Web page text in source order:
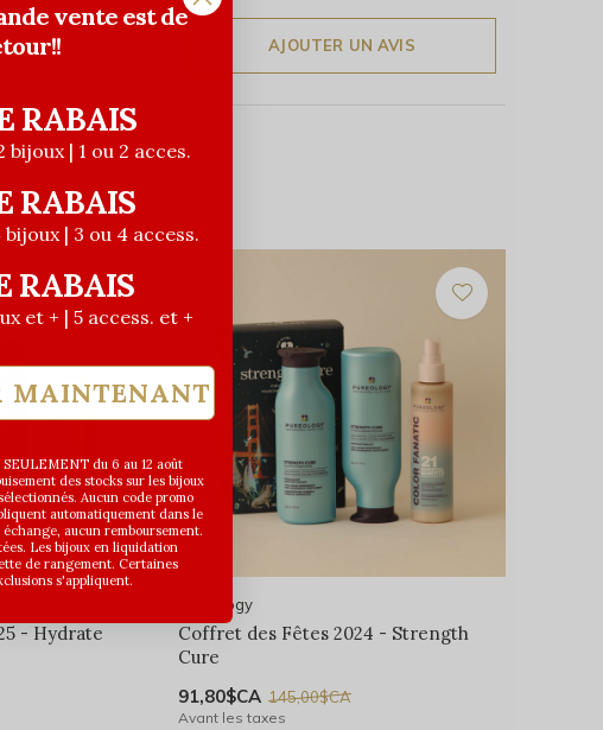
AJOUTER UN AVIS
- Hydrate
Pureology
Coffret des Fêtes 2024 - Strength
Cure
91,80$CA 145,00$CA
Avant les taxes
vente est de
RABAIS
bijoux | 1 ou 2 acces.
RABAIS
| 3 ou 4 access.
RABAIS
et + | 5 access. et +
MAINTENANT
du 6 au 12 août
des stocks sur les bijoux
Aucun code promo
automatiquement dans le
aucun remboursement.
Les bijoux en liquidation
de rangement. Certaines
s'appliquent.